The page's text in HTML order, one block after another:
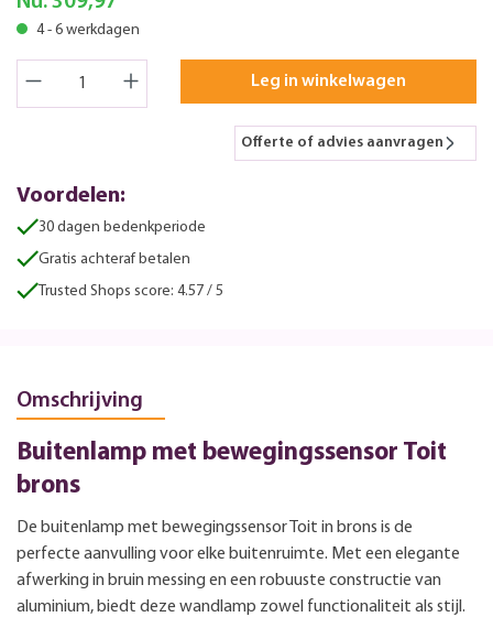
4 - 6 werkdagen
Leg in winkelwagen
Offerte of advies aanvragen
Voordelen:
30 dagen bedenkperiode
Gratis achteraf betalen
Trusted Shops score: 4.57 / 5
Omschrijving
Buitenlamp met bewegingssensor Toit
brons
De buitenlamp met bewegingssensor Toit in brons is de
perfecte aanvulling voor elke buitenruimte. Met een elegante
afwerking in bruin messing en een robuuste constructie van
aluminium, biedt deze wandlamp zowel functionaliteit als stijl.